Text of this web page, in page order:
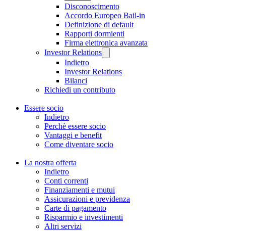
Disconoscimento
Accordo Europeo Bail-in
Definizione di default
Rapporti dormienti
Firma elettronica avanzata
Investor Relations
Indietro
Investor Relations
Bilanci
Richiedi un contributo
Essere socio
Indietro
Perchè essere socio
Vantaggi e benefit
Come diventare socio
La nostra offerta
Indietro
Conti correnti
Finanziamenti e mutui
Assicurazioni e previdenza
Carte di pagamento
Risparmio e investimenti
Altri servizi